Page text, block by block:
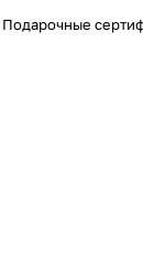
Подарочные